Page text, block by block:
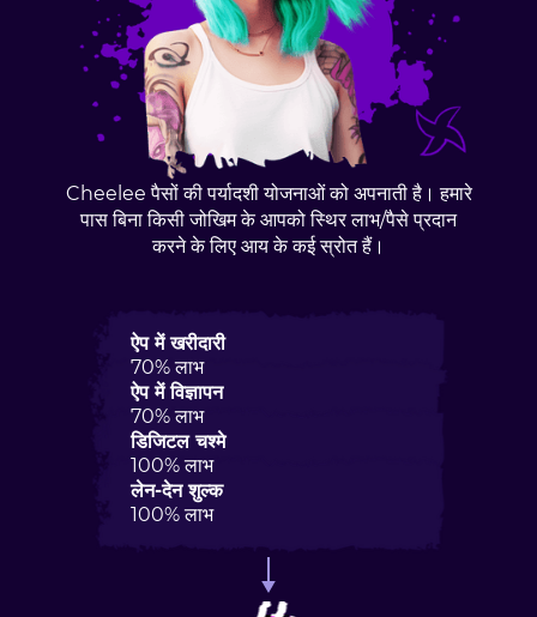
Cheelee पैसों की पर्यादशी योजनाओं को अपनाती है। हमारे
पास बिना किसी जोखिम के आपको स्थिर लाभ/पैसे प्रदान
करने के लिए आय के कई स्रोत हैं।
ऐप में खरीदारी
70% लाभ
ऐप में विज्ञापन
70% लाभ
डिजिटल चश्मे
100% लाभ
लेन-देन शुल्क
100% लाभ